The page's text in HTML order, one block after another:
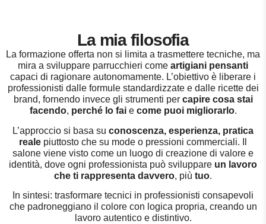
La mia filosofia
La formazione offerta non si limita a trasmettere tecniche, ma
mira a sviluppare parrucchieri come artigiani pensanti
capaci di ragionare autonomamente. L’obiettivo è liberare i
professionisti dalle formule standardizzate e dalle ricette dei
brand, fornendo invece gli strumenti per capire cosa stai
facendo, perché lo faie come puoi migliorarlo.
L’approccio si basa su conoscenza, esperienza, pratica
reale piuttosto che su mode o pressioni commerciali. Il
salone viene visto come un luogo di creazione di valore e
identità, dove ogni professionista può sviluppare un lavoro
che ti rappresenta davvero, più tuo.
In sintesi: trasformare tecnici in professionisti consapevoli
che padroneggiano il colore con logica propria, creando un
lavoro autentico e distintivo.